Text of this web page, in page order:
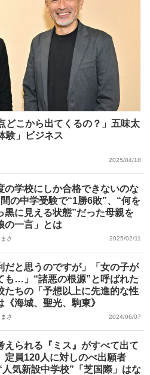
どこから出てくるの？」五味太
験」ビジネス
2025/04/18
の学校にしか合格できないのな
の中学受験で“1勝6敗”、“何を
黒に見える状態”だった母親を
の一言」とは
さ 2025/02/11
だと思うのですが」「女の子が
も…」“諸悪の根源”と呼ばれた
たちの「予想以上に先進的な性
《海城、聖光、駒東》
さ 2024/06/07
えられる『ミス』がすべて出て
定員120人に対しのべ出願者
気新設中学校”「芝国際」はな